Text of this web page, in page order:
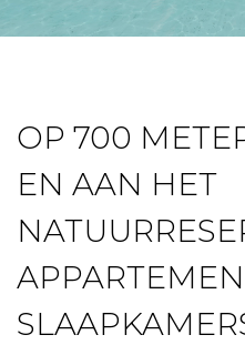
OP 700
EN AAN HET